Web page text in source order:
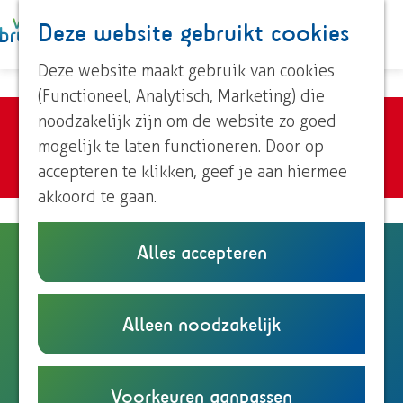
Deze website gebruikt cookies
Deze website maakt gebruik van cookies
(Functioneel, Analytisch, Marketing) die
noodzakelijk zijn om de website zo goed
mogelijk te laten functioneren. Door op
accepteren te klikken, geef je aan hiermee
akkoord te gaan.
Alles accepteren
Alleen noodzakelijk
Voorkeuren aanpassen
K
a
a
r
t
Z
o
e
k
e
n
M
e
n
u
Roeien
Streekproducten
Voor kinderen
Ontdek Brummen
Dorp Brummen
Dorp Eerbeek
Plan je bezoek
Overnachten
Eten en drinken
Onze TIP's
Reizen en parkeren
Sorry, deze activiteit is niet meer
beschikbaar. Bekijk hetactuele aanbod
voor de beschikbare opties.
StreetFoodFestival 2026
Uitspanning de Vroolijke Frans
Knoevenoordstraat 51
6971LH Brummen
Plan je routen